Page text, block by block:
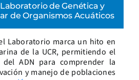
de Genética y
de Organismos Acuáticos
Laboratorio marca un hito en
de la UCR, permitiendo el
del ADN para comprender la
y manejo de poblaciones